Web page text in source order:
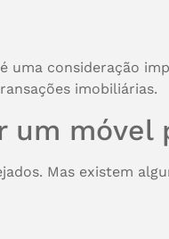
uma consideração
imobiliárias.
um móvel
Mas existem